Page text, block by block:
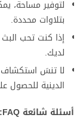
لتوفير مساحة،
بتلاوات محددة.
إذا كنت تحب
لديك.
لا تنسَ استكشاف
الدينية للحصول
أسئلة شائعة FAQ: